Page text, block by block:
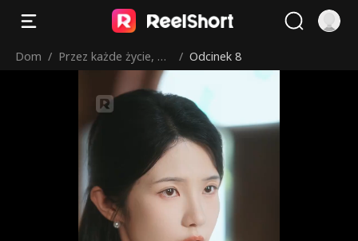
Dom / Przez każde życie, by
/ Odcinek 8